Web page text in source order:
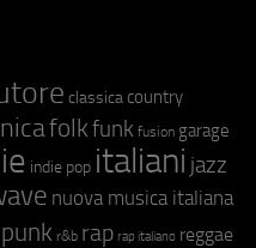
classica country
folkfunk fusion garage
indie pop italiani jazz
nuova musica italiana
punk r&b rap rap italiano reggae